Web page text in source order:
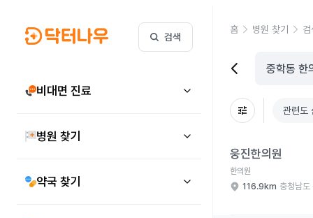
검색
비대면 진료
병원 찾기
약국 찾기
홈 병원 찾기
관련도
웅진한의원
한의원
116.9km 충청남도